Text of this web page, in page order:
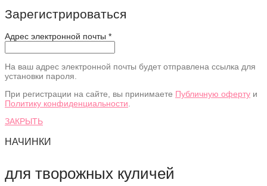
Зарегистрироваться
Адрес электронной почты *
На ваш адрес электронной почты будет отправлена ссылка для
установки пароля.
При регистрации на сайте, вы принимаете Публичную оферту и
Политику конфиденциальности.
ЗАКРЫТЬ
НАЧИНКИ
для творожных куличей